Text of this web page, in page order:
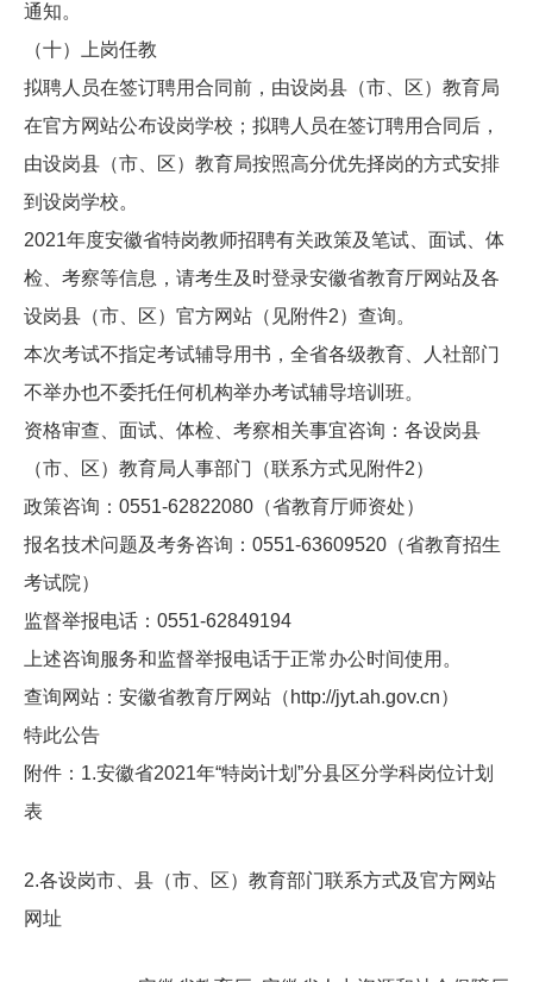
通知。
（十）上岗任教
拟聘人员在签订聘用合同前，由设岗县（市、区）教育局
在官方网站公布设岗学校；拟聘人员在签订聘用合同后，
由设岗县（市、区）教育局按照高分优先择岗的方式安排
到设岗学校。
2021年度安徽省特岗教师招聘有关政策及笔试、面试、体
检、考察等信息，请考生及时登录安徽省教育厅网站及各
设岗县（市、区）官方网站（见附件2）查询。
本次考试不指定考试辅导用书，全省各级教育、人社部门
不举办也不委托任何机构举办考试辅导培训班。
资格审查、面试、体检、考察相关事宜咨询：各设岗县
（市、区）教育局人事部门（联系方式见附件2）
政策咨询：0551-62822080（省教育厅师资处）
报名技术问题及考务咨询：0551-63609520（省教育招生
考试院）
监督举报电话：0551-62849194
上述咨询服务和监督举报电话于正常办公时间使用。
查询网站：安徽省教育厅网站（ http://jyt.ah.gov.cn）
特此公告
附件：1.安徽省2021年“特岗计划”分县区分学科岗位计划
表
2.各设岗市、县（市、区）教育部门联系方式及官方网站
网址